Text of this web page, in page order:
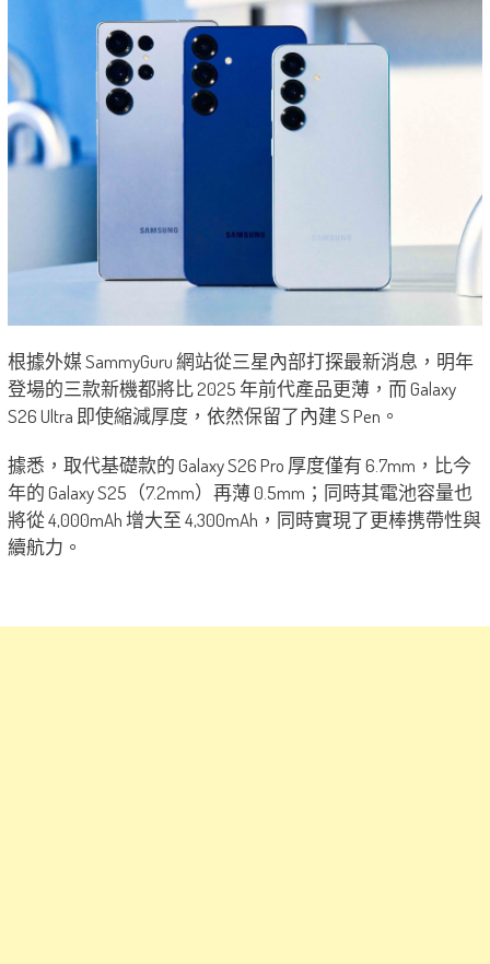
根據外媒 SammyGuru 網站從三星內部打探最新消息，明年
登場的三款新機都將比 2025 年前代產品更薄，而 Galaxy
S26 Ultra 即使縮減厚度，依然保留了內建 S Pen。
據悉，取代基礎款的 Galaxy S26 Pro 厚度僅有 6.7mm，比今
年的 Galaxy S25（7.2mm）再薄 0.5mm；同時其電池容量也
將從 4,000mAh 增大至 4,300mAh，同時實現了更棒携帶性與
續航力。